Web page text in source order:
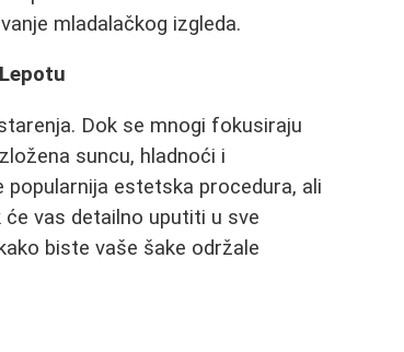
mladalačkog izgleda.
Dok se mnogi fokusiraju
suncu, hladnoći i
popularnija estetska procedura, ali
će vas detailno uputiti u sve
biste vaše šake održale